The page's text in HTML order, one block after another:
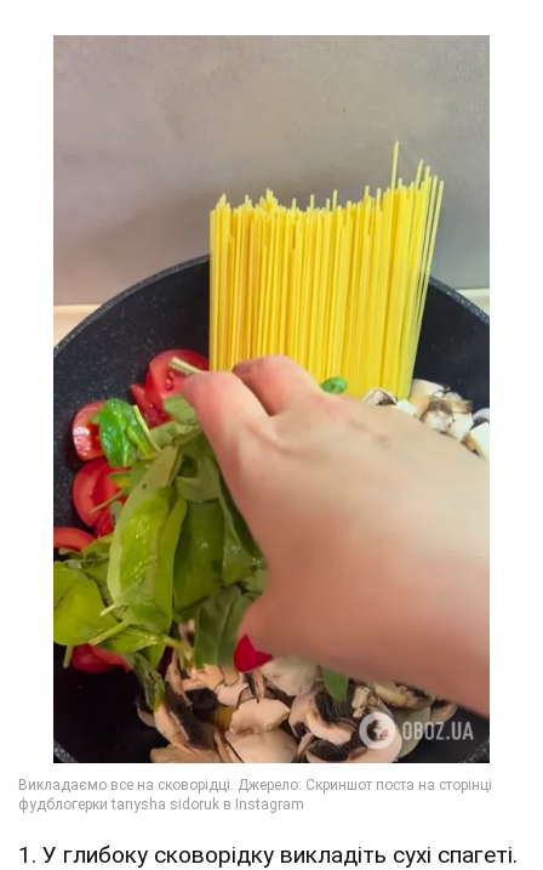
1. У глибоку сковорідку викладіть сухі спагеті.